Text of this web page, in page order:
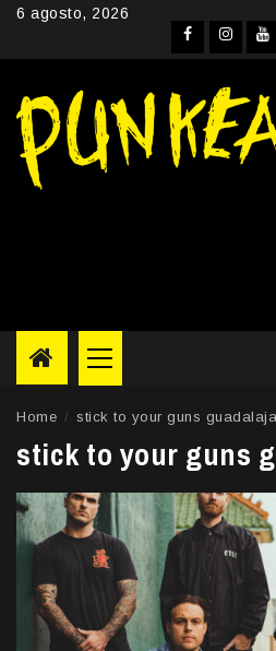
Skip6 agosto, 2026
Primary
Menu
Home stick to your guns
stick to your guns